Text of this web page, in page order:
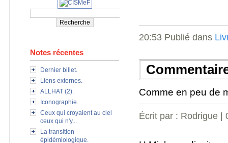
Notes récentes
Dernier billet.
Liens externes.
ALLHAT (2).
Iconographie.
Ceux qui croyaient au ciel
ceux qui n'y...
La transition
épidémiologique.
20:53 Publié dans
Comme en peu de
Écrit par : Rodrigue |